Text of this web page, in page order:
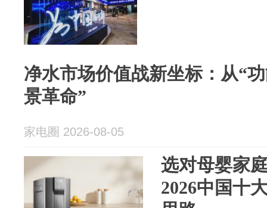
净水市场价值战新坐标：从“
景革命”
家电圈 2026-08-05
选对母婴家
2026中国十